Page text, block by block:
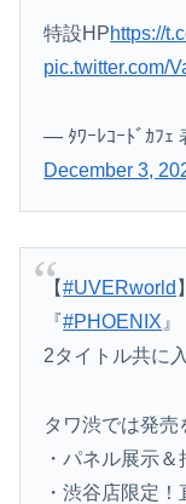
特設HPhttps://
pic.twitter.com/
— ﾀﾜｰﾚｺｰﾄﾞｶﾌｪ
December 3,
【#UVERworld 】
『#PHOENIX
2タイトル共に
タワ渋では発売
・パネル展示
・渋谷店限定